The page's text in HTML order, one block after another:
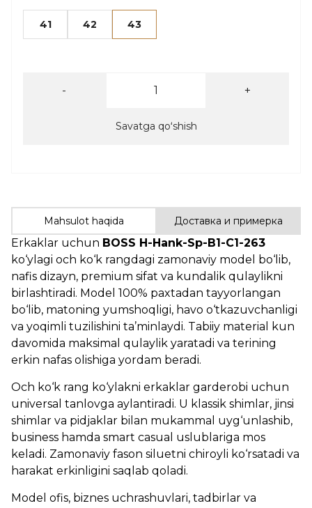
41 42 43
- +
Savatga qoʻshish
Mahsulot haqida Доставка и примерка
Erkaklar uchun BOSS H-Hank-Sp-B1-C1-263
ko‘ylagi och ko‘k rangdagi zamonaviy model bo‘lib,
nafis dizayn, premium sifat va kundalik qulaylikni
birlashtiradi. Model 100% paxtadan tayyorlangan
bo‘lib, matoning yumshoqligi, havo o‘tkazuvchanligi
va yoqimli tuzilishini ta’minlaydi. Tabiiy material kun
davomida maksimal qulaylik yaratadi va terining
erkin nafas olishiga yordam beradi.
Och ko‘k rang ko‘ylakni erkaklar garderobi uchun
universal tanlovga aylantiradi. U klassik shimlar, jinsi
shimlar va pidjaklar bilan mukammal uyg‘unlashib,
business hamda smart casual uslublariga mos
keladi. Zamonaviy fason siluetni chiroyli ko‘rsatadi va
harakat erkinligini saqlab qoladi.
Model ofis, biznes uchrashuvlari, tadbirlar va